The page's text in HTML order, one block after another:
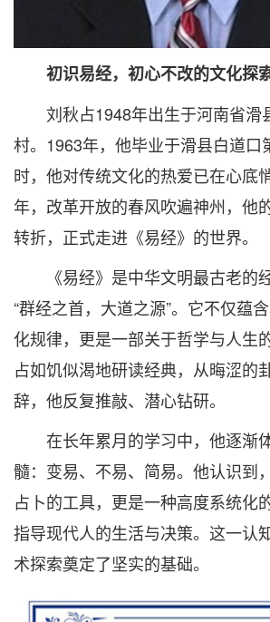
初识易经，初心不改的文化探
刘秋占1948年出生于河南省滑
村。1963年，他毕业于滑县白道口
时，他对传统文化的热爱已在心底
年，改革开放的春风吹遍神州，他
转折，正式走进《易经》的世界。
《易经》是中华文明最古老的
“群经之首，大道之源”。它不仅蕴
化规律，更是一部关于哲学与人生
占如饥似渴地研读经典，从晦涩的
辞，他反复推敲、潜心钻研。
在长年累月的学习中，他逐渐体
髓：变易、不易、简易。他认识到
占卜的工具，更是一种高度系统化
指导现代人的生活与决策。这一认
术探索奠定了坚实的基础。